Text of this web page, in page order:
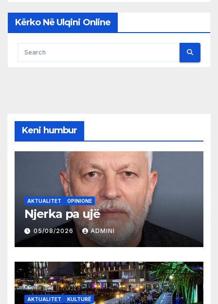
Kërko Në Ulqini Online
Keni humbur
AKTUALITET OPINIONE
Njerka pa ujë
05/08/2026 ADMINI
AKTUALITET KULTURË